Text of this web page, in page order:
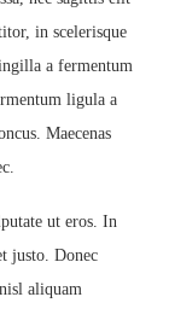
in scelerisque
a fermentum
ligula a
Maecenas
ut eros. In
justo. Donec
aliquam